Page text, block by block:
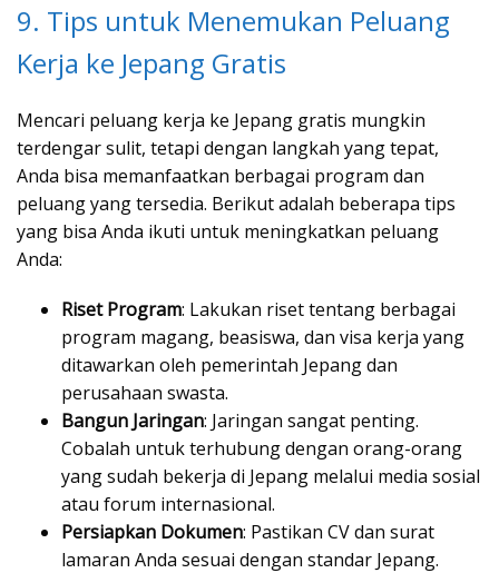
9. Tips untuk Menemukan Peluang
Kerja ke Jepang Gratis
Mencari peluang kerja ke Jepang gratis mungkin
terdengar sulit, tetapi dengan langkah yang tepat,
Anda bisa memanfaatkan berbagai program dan
peluang yang tersedia. Berikut adalah beberapa tips
yang bisa Anda ikuti untuk meningkatkan peluang
Anda:
Riset Program: Lakukan riset tentang berbagai
program magang, beasiswa, dan visa kerja yang
ditawarkan oleh pemerintah Jepang dan
perusahaan swasta.
Bangun Jaringan: Jaringan sangat penting.
Cobalah untuk terhubung dengan orang-orang
yang sudah bekerja di Jepang melalui media sosial
atau forum internasional.
Persiapkan Dokumen: Pastikan CV dan surat
lamaran Anda sesuai dengan standar Jepang.